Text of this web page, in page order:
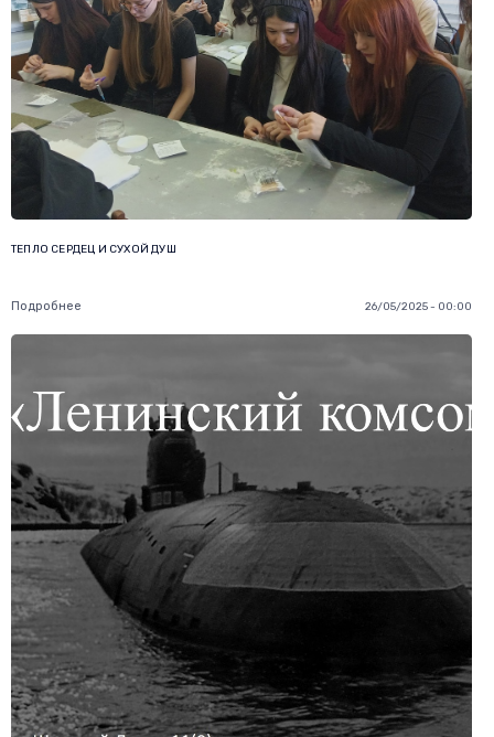
ТЕПЛО СЕРДЕЦ И СУХОЙ ДУШ
Подробнее 26/05/2025 - 00:00